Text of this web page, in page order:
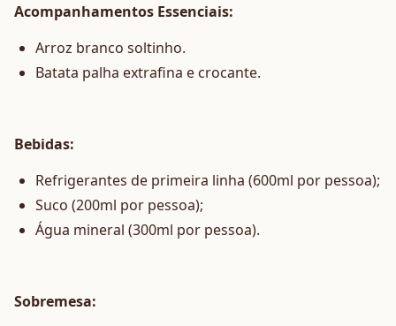
Acompanhamentos Essenciais:
Arroz branco soltinho.
Batata palha extrafina e crocante.
Bebidas:
Refrigerantes de primeira linha (600ml por pessoa);
Suco (200ml por pessoa);
Água mineral (300ml por pessoa).
Sobremesa: